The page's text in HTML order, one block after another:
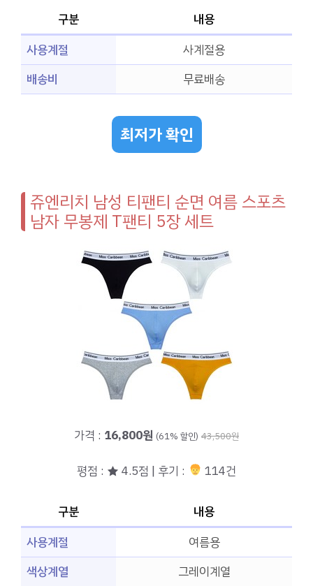
구분
내용
사용계절
사계절용
배송비
무료배송
최저가 확인
쥬엔리치 남성 티팬티 순면 여름 스포츠
남자 무봉제 T팬티 5장 세트
가격 : 16,800원 (61% 할인) 43,500원
평점 : ★ 4.5점 | 후기 : 114건
구분
내용
사용계절
여름용
색상계열
그레이계열